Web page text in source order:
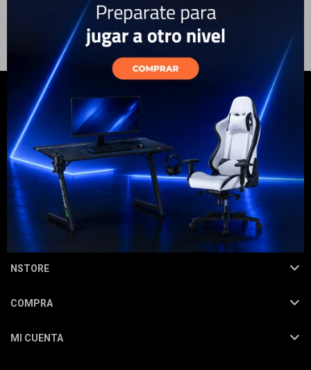
NEWSLETTER
¡Suscribite y recibí todas nuestras novedades!
SUSCRIBIRME
NSTORE
COMPRA
MI CUENTA
Electrodomésticos
Hogar
Monitores
Gaming